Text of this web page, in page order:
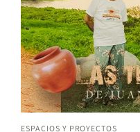
ESPACIOS Y PROYECTOS